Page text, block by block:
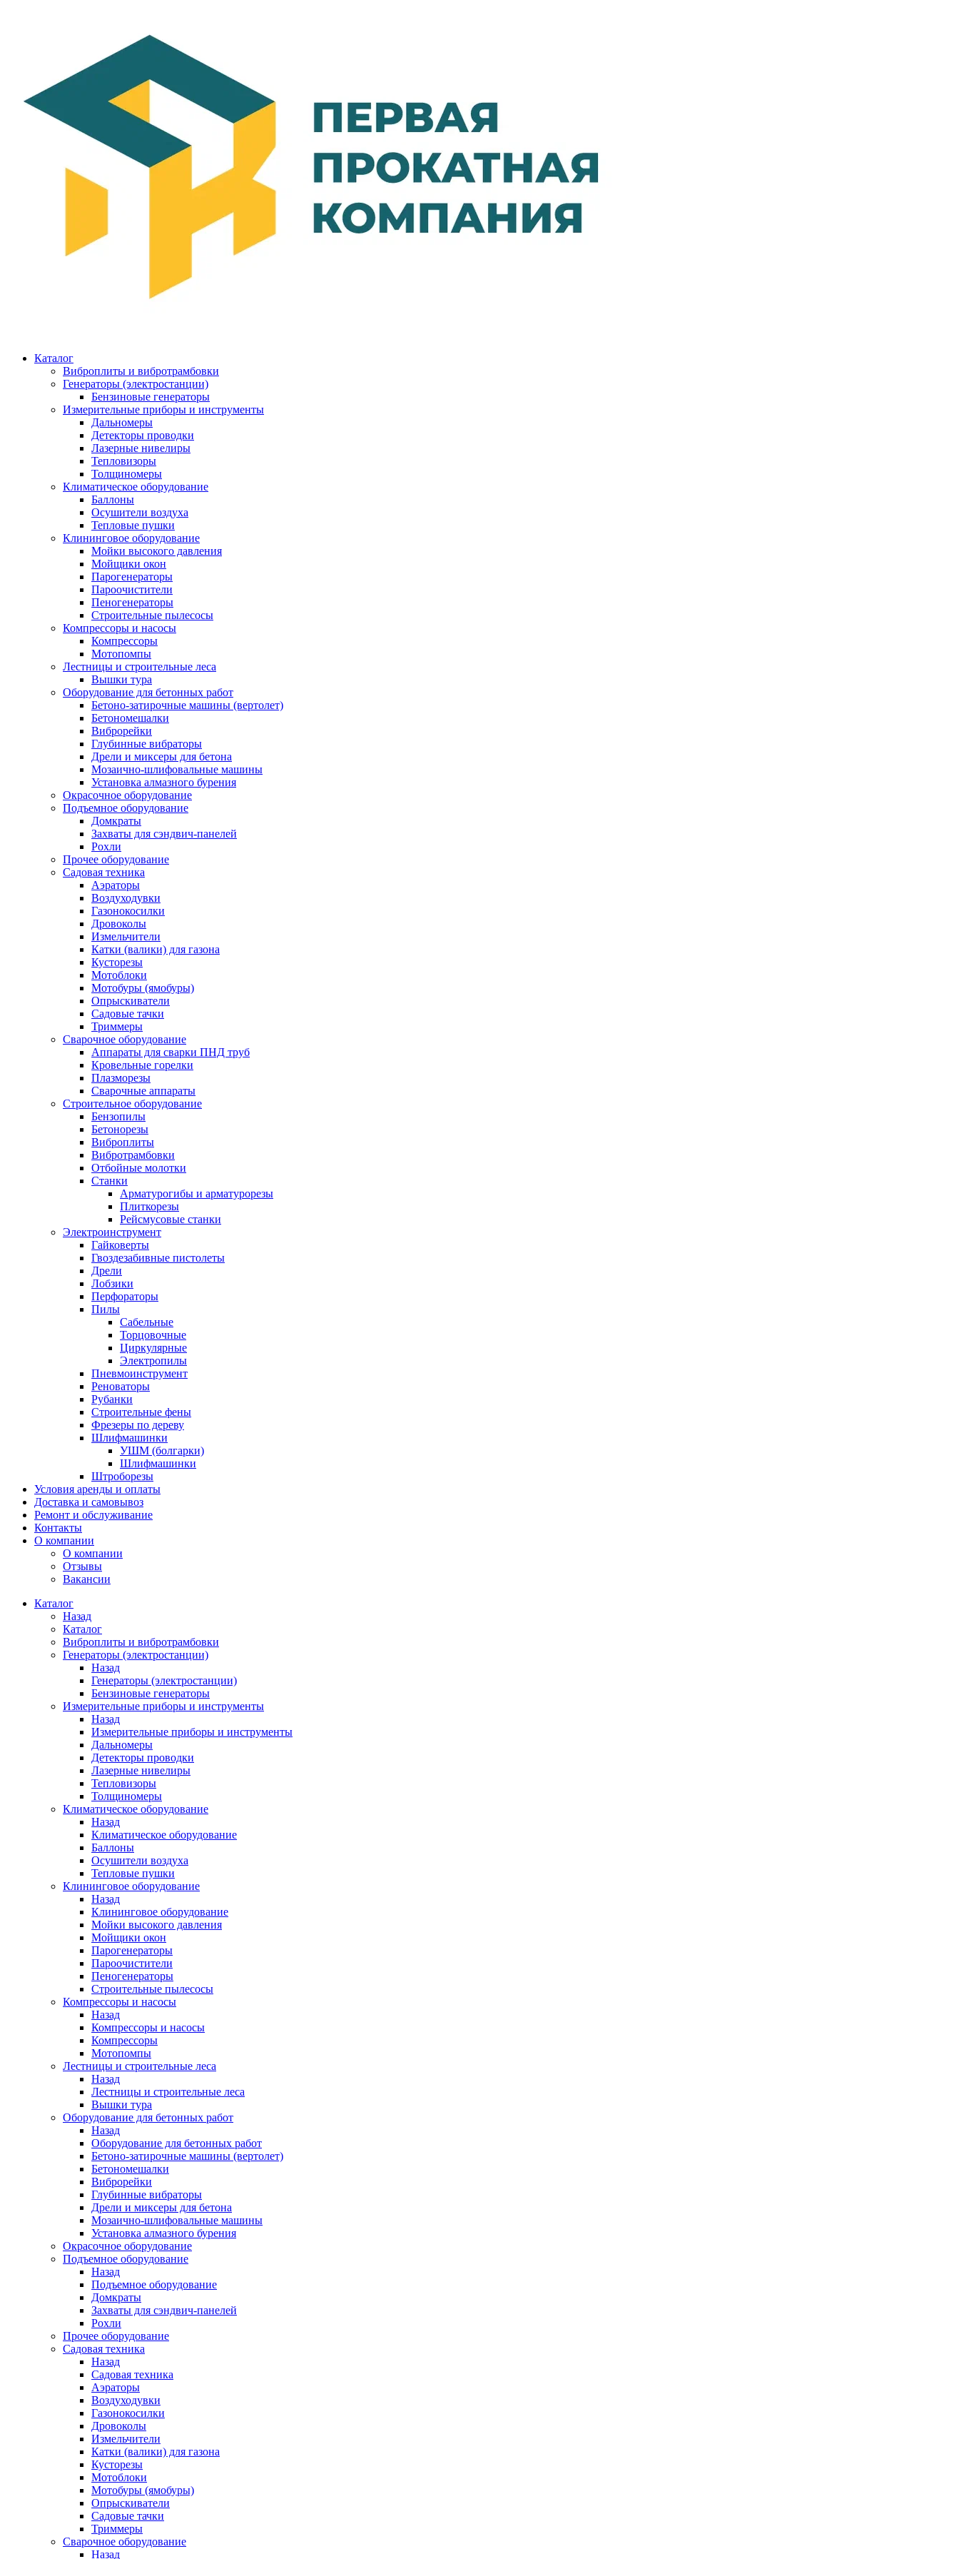
Каталог
Виброплиты и вибротрамбовки
Генераторы (электростанции)
Бензиновые генераторы
Измерительные приборы и инструменты
Дальномеры
Детекторы проводки
Лазерные нивелиры
Тепловизоры
Толщиномеры
Климатическое оборудование
Баллоны
Осушители воздуха
Тепловые пушки
Клининговое оборудование
Мойки высокого давления
Мойщики окон
Парогенераторы
Пароочистители
Пеногенераторы
Строительные пылесосы
Компрессоры и насосы
Компрессоры
Мотопомпы
Лестницы и строительные леса
Вышки тура
Оборудование для бетонных работ
Бетоно-затирочные машины (вертолет)
Бетономешалки
Виброрейки
Глубинные вибраторы
Дрели и миксеры для бетона
Мозаично-шлифовальные машины
Установка алмазного бурения
Окрасочное оборудование
Подъемное оборудование
Домкраты
Захваты для сэндвич-панелей
Рохли
Прочее оборудование
Садовая техника
Аэраторы
Воздуходувки
Газонокосилки
Дровоколы
Измельчители
Катки (валики) для газона
Кусторезы
Мотоблоки
Мотобуры (ямобуры)
Опрыскиватели
Садовые тачки
Триммеры
Сварочное оборудование
Аппараты для сварки ПНД труб
Кровельные горелки
Плазморезы
Сварочные аппараты
Строительное оборудование
Бензопилы
Бетонорезы
Виброплиты
Вибротрамбовки
Отбойные молотки
Станки
Арматурогибы и арматурорезы
Плиткорезы
Рейсмусовые станки
Электроинструмент
Гайковерты
Гвоздезабивные пистолеты
Дрели
Лобзики
Перфораторы
Пилы
Сабельные
Торцовочные
Циркулярные
Электропилы
Пневмоинструмент
Реноваторы
Рубанки
Строительные фены
Фрезеры по дереву
Шлифмашинки
УШМ (болгарки)
Шлифмашинки
Штроборезы
Условия аренды и оплаты
Доставка и самовывоз
Ремонт и обслуживание
Контакты
О компании
О компании
Отзывы
Вакансии
Каталог
Назад
Каталог
Виброплиты и вибротрамбовки
Генераторы (электростанции)
Назад
Генераторы (электростанции)
Бензиновые генераторы
Измерительные приборы и инструменты
Назад
Измерительные приборы и инструменты
Дальномеры
Детекторы проводки
Лазерные нивелиры
Тепловизоры
Толщиномеры
Климатическое оборудование
Назад
Климатическое оборудование
Баллоны
Осушители воздуха
Тепловые пушки
Клининговое оборудование
Назад
Клининговое оборудование
Мойки высокого давления
Мойщики окон
Парогенераторы
Пароочистители
Пеногенераторы
Строительные пылесосы
Компрессоры и насосы
Назад
Компрессоры и насосы
Компрессоры
Мотопомпы
Лестницы и строительные леса
Назад
Лестницы и строительные леса
Вышки тура
Оборудование для бетонных работ
Назад
Оборудование для бетонных работ
Бетоно-затирочные машины (вертолет)
Бетономешалки
Виброрейки
Глубинные вибраторы
Дрели и миксеры для бетона
Мозаично-шлифовальные машины
Установка алмазного бурения
Окрасочное оборудование
Подъемное оборудование
Назад
Подъемное оборудование
Домкраты
Захваты для сэндвич-панелей
Рохли
Прочее оборудование
Садовая техника
Назад
Садовая техника
Аэраторы
Воздуходувки
Газонокосилки
Дровоколы
Измельчители
Катки (валики) для газона
Кусторезы
Мотоблоки
Мотобуры (ямобуры)
Опрыскиватели
Садовые тачки
Триммеры
Сварочное оборудование
Назад